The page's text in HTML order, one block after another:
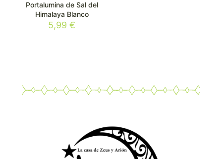
Portalumina de Sal del
Himalaya Blanco
5,99€